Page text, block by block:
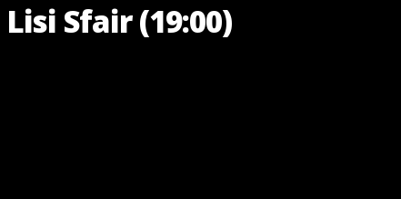
Sfair (19:00)